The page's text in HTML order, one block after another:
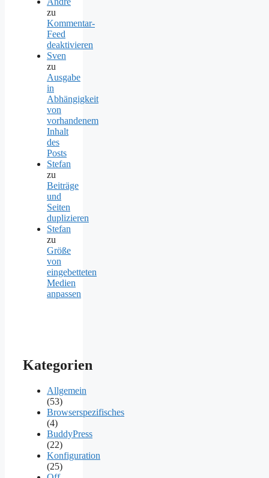
zu
Kommentar-
Feed
deaktivieren
Sven
zu
Ausgabe
in
Abhängigkeit
von
vorhandenem
Inhalt
des
Posts
Stefan
zu
Beiträge
und
Seiten
duplizieren
Stefan
zu
Größe
von
eingebetteten
Medien
anpassen
Kategorien
Allgemein
(53)
Browserspezifisches
(4)
BuddyPress
(22)
Konfiguration
(25)